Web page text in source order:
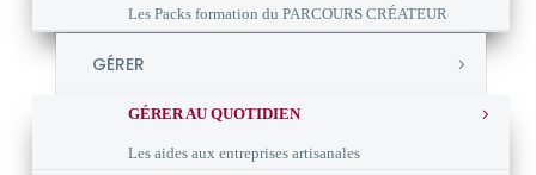
Les Packs formation du PARCOURS CRÉATEUR
GÉRER
GÉRER AU QUOTIDIEN
Les aides aux entreprises artisanales